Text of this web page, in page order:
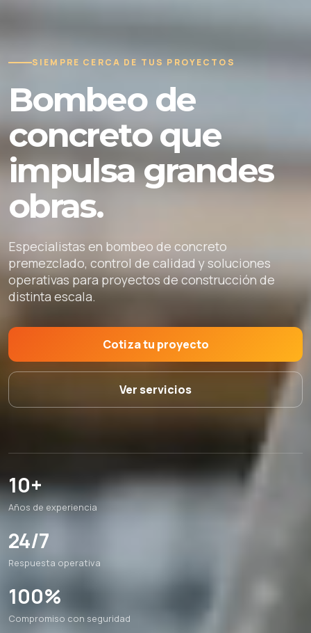
SIEMPRE CERCA DE TUS PROYECTOS
Bombeo de
concreto que
impulsa grandes
obras.
Especialistas en bombeo de concreto
premezclado, control de calidad y soluciones
operativas para proyectos de construcción de
distinta escala.
Cotiza tu proyecto
Ver servicios
10+
Años de experiencia
24/7
Respuesta operativa
100%
Compromiso con seguridad